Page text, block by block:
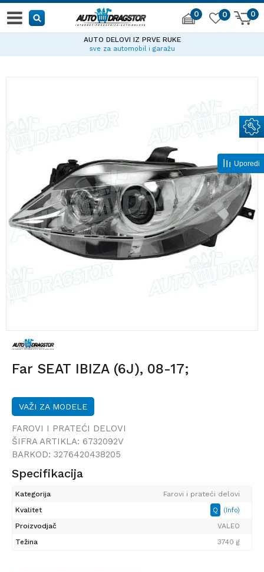
0 0
0
AUTO DELOVI IZ PRVE RUKE
sve za automobil i garažu
Far SEAT IBIZA (6J), 08-17;
VAŽI ZA MODELE
FAROVI I PRATEĆI DELOVI
ŠIFRA ARTIKLA: 6732092V
BARKOD: 3276420438205
Specifikacija
Kategorija
Farovi i prateći delovi
Kvalitet
Q (Info)
Proizvodjač
VALEO
Težina
3740 g
Uporedi